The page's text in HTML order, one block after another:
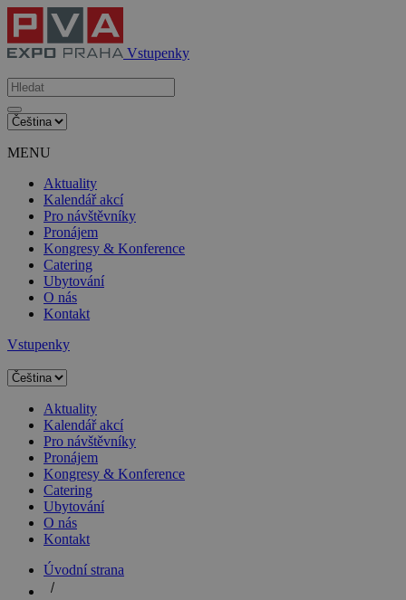
Vstupenky
MENU
Aktuality
Kalendář akcí
Pro návštěvníky
Pronájem
Kongresy & Konference
Catering
Ubytování
O nás
Kontakt
Vstupenky
Aktuality
Kalendář akcí
Pro návštěvníky
Pronájem
Kongresy & Konference
Catering
Ubytování
O nás
Kontakt
Úvodní strana